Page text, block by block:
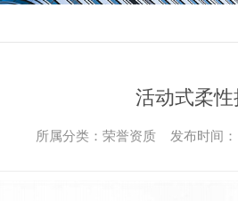
活动式柔
所属分类：荣誉资质 发布时间